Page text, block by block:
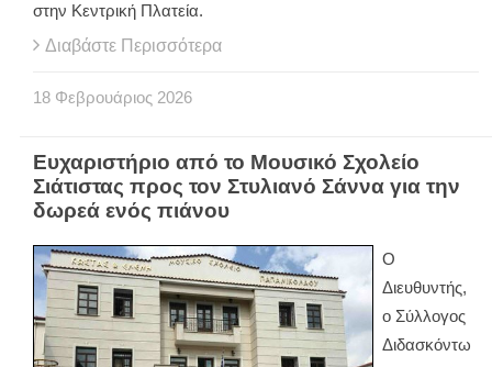
στην Κεντρική Πλατεία.
Διαβάστε Περισσότερα
18 Φεβρουάριος 2026
Ευχαριστήριο από το Μουσικό Σχολείο
Σιάτιστας προς τον Στυλιανό Σάννα για την
δωρεά ενός πιάνου
Ο
Διευθυντής,
ο Σύλλογος
Διδασκόντω